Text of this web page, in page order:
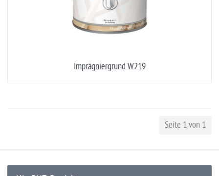
Imprägniergrund W219
Seite 1 von 1